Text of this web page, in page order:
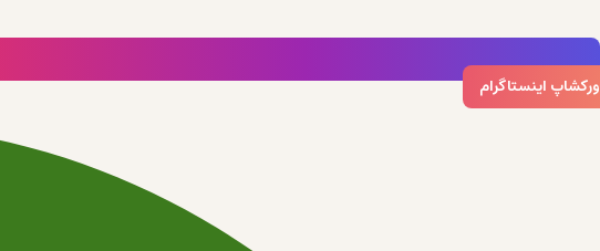
ورکشاپ اینستاگرام